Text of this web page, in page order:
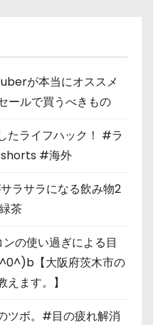
が本当にオススメ
ールで買うべきもの
たライフハック！ #ラ
#海外
ラサラになる飲み物2
茶
の使い過ぎによる目
【大阪府茨木市の
ます。】
ツボ。#目の疲れ解消